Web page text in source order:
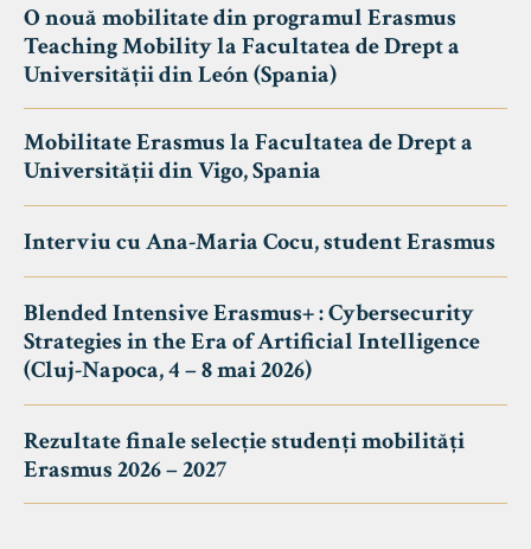
O nouă mobilitate din programul Erasmus
Teaching Mobility la Facultatea de Drept a
Universității din León (Spania)
Mobilitate Erasmus la Facultatea de Drept a
Universității din Vigo, Spania
Interviu cu Ana-Maria Cocu, student Erasmus
Blended Intensive Erasmus+ : Cybersecurity
Strategies in the Era of Artificial Intelligence
(Cluj-Napoca, 4 – 8 mai 2026)
Rezultate finale selecție studenți mobilități
Erasmus 2026 – 2027